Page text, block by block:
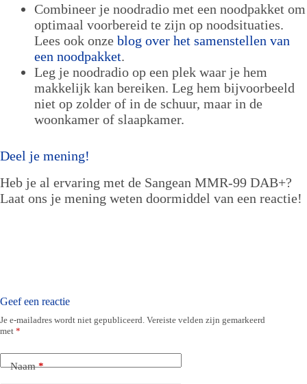
Combineer je noodradio met een noodpakket om
optimaal voorbereid te zijn op noodsituaties.
Lees ook onze blog over het samenstellen van
een noodpakket.
Leg je noodradio op een plek waar je hem
makkelijk kan bereiken. Leg hem bijvoorbeeld
niet op zolder of in de schuur, maar in de
woonkamer of slaapkamer.
Deel je mening!
Heb je al ervaring met de Sangean MMR-99 DAB+?
Laat ons je mening weten doormiddel van een reactie!
Geef een reactie
Je e-mailadres wordt niet gepubliceerd. Vereiste velden zijn gemarkeerd
met *
Naam*